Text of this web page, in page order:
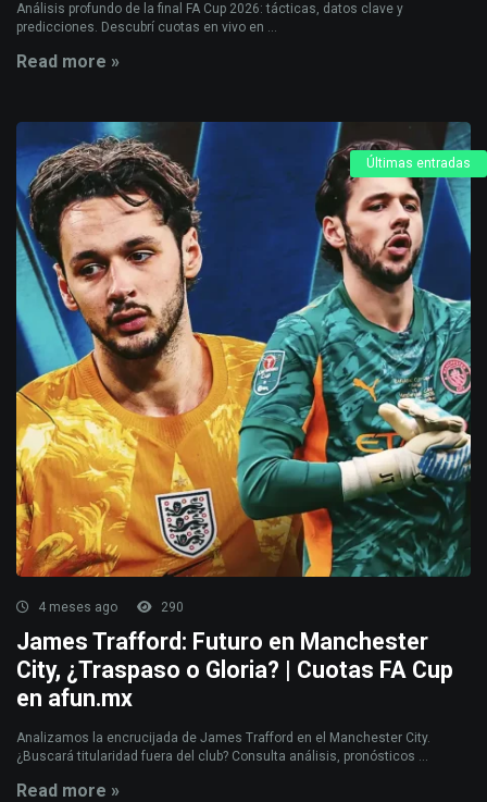
Análisis profundo de la final FA Cup 2026: tácticas, datos clave y
predicciones. Descubrí cuotas en vivo en ...
Read more »
Últimas entradas
4 meses ago 290
James Trafford: Futuro en Manchester
City, ¿Traspaso o Gloria? | Cuotas FA Cup
en afun.mx
Analizamos la encrucijada de James Trafford en el Manchester City.
¿Buscará titularidad fuera del club? Consulta análisis, pronósticos ...
Read more »